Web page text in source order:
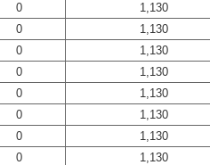
0 1,130
0 1,130
0 1,130
0 1,130
0 1,130
0 1,130
0 1,130
0 1,130